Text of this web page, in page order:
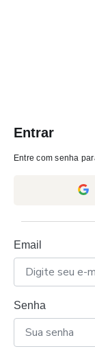
Entrar
Entre com senha
Email
Senha